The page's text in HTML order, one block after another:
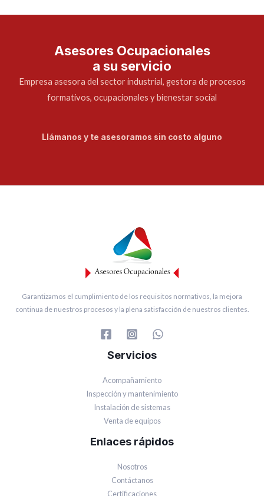
Asesores Ocupacionales
a su servicio
Empresa asesora del sector industrial, gestora de procesos
formativos, ocupacionales y bienestar social
Llámanos y te asesoramos sin costo alguno
Garantizamos el cumplimiento de los requisitos normativos, la mejora
continua de nuestros procesos y la plena satisfacción de nuestros clientes.
Servicios
Acompañamiento
Inspección y mantenimiento
Instalación de sistemas
Venta de equipos
Enlaces rápidos
Nosotros
Contáctanos
Certificaciones